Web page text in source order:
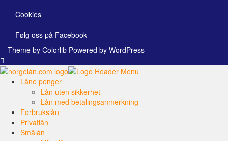
Cookies
Følg oss på Facebook
Theme by Colorlib Powered by WordPress
Låne penger
Lån uten sikkerhet
Lån med betalingsanmerkning
Forbrukslån
Privatlån
Smålån